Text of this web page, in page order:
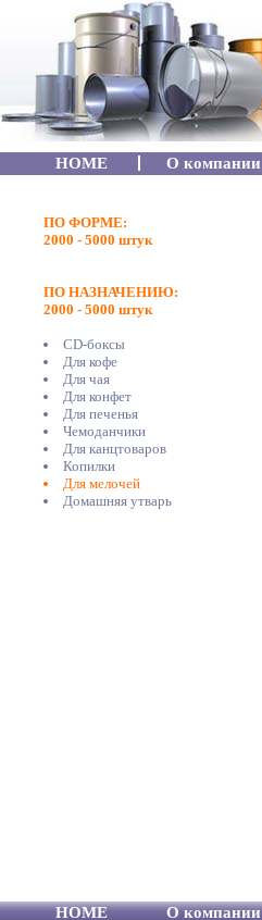
HOME О компании
ПО ФОРМЕ:
2000 - 5000 штук
ПО НАЗНАЧЕНИЮ:
2000 - 5000 штук
CD-боксы
Для кофе
Для чая
Для конфет
Для печенья
Чемоданчики
Для канцтоваров
Копилки
Для мелочей
Домашняя утварь
HOME О компании